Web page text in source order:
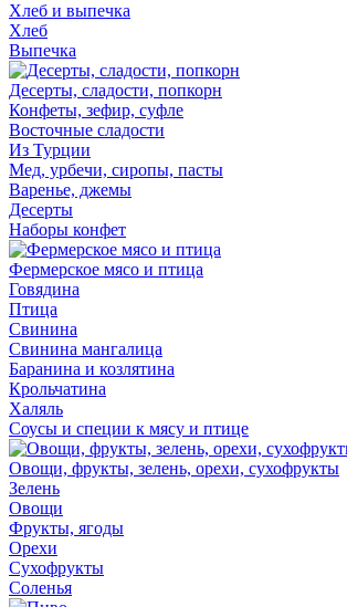
Хлеб и выпечка
Хлеб
Выпечка
Десерты, сладости, попкорн
Конфеты, зефир, суфле
Восточные сладости
Из Турции
Мед, урбечи, сиропы, пасты
Варенье, джемы
Десерты
Наборы конфет
Фермерское мясо и птица
Говядина
Птица
Свинина
Свинина мангалица
Баранина и козлятина
Крольчатина
Халяль
Соусы и специи к мясу и птице
Овощи, фрукты, зелень, орехи, сухофрукты
Зелень
Овощи
Фрукты, ягоды
Орехи
Сухофрукты
Соленья